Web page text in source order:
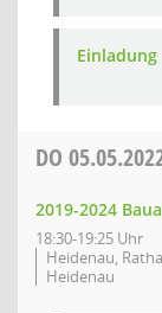
Einladung
DO
2019-2024
18:30-19:25 Uhr
Heidenau,
Heidenau